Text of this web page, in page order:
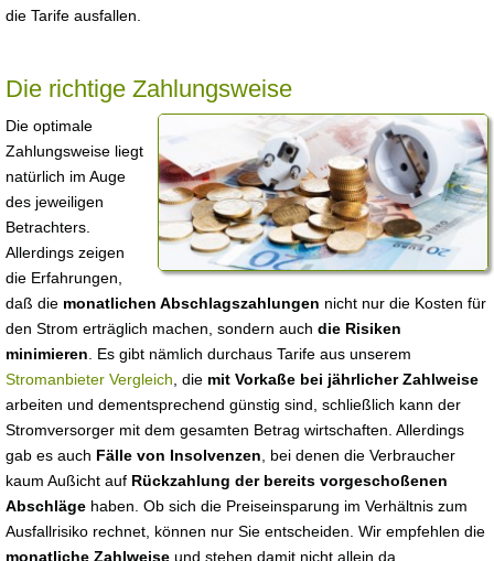
die Tarife ausfallen.
Die richtige Zahlungsweise
Die optimale
Zahlungsweise liegt
natürlich im Auge
des jeweiligen
Betrachters.
Allerdings zeigen
die Erfahrungen,
daß die monatlichen Abschlagszahlungen nicht nur die Kosten für
den Strom erträglich machen, sondern auch die Risiken
minimieren . Es gibt nämlich durchaus Tarife aus unserem
Stromanbieter Vergleich , die mit Vorkaße bei jährlicher Zahlweise
arbeiten und dementsprechend günstig sind, schließlich kann der
Stromversorger mit dem gesamten Betrag wirtschaften. Allerdings
gab es auch Fälle von Insolvenzen , bei denen die Verbraucher
kaum Außicht auf Rückzahlung der bereits vorgeschoßenen
Abschläge haben. Ob sich die Preiseinsparung im Verhältnis zum
Ausfallrisiko rechnet, können nur Sie entscheiden. Wir empfehlen die
monatliche Zahlweise und stehen damit nicht allein da.